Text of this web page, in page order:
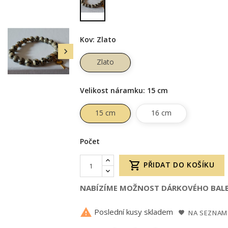

Kov: Zlato
Zlato
Velikost náramku: 15 cm
15 cm 16 cm
Počet
 PŘIDAT DO KOŠÍKU
NABÍZÍME MOŽNOST DÁRKOVÉHO
 Poslední kusy skladem NA